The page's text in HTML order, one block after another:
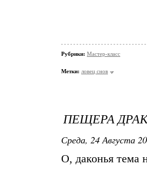
Рубрики: Мастер-класс
Метки: ловец снов
ПЕЩЕРА
Среда, 24 Августа
О, даконья тема